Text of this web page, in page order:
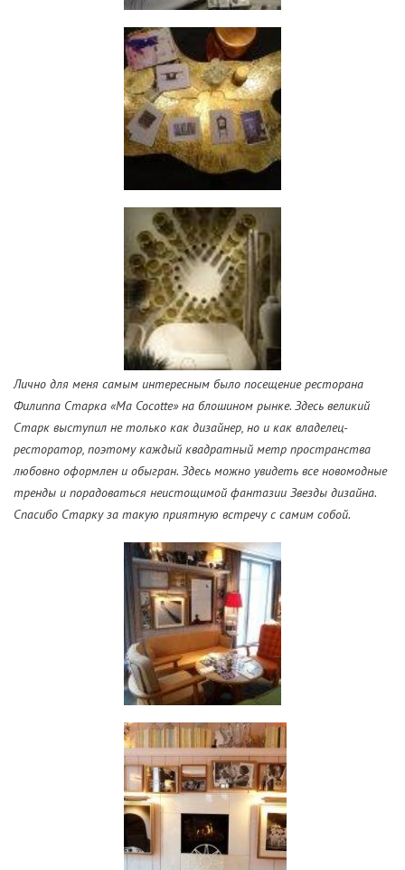
Лично для меня самым интересным было посещение ресторана
Филиппа Старка «Ma Cocotte» на блошином рынке. Здесь великий
Старк выступил не только как дизайнер, но и как владелец-
ресторатор, поэтому каждый квадратный метр пространства
любовно оформлен и обыгран. Здесь можно увидеть все новомодные
тренды и порадоваться неистощимой фантазии Звезды дизайна.
Спасибо Старку за такую приятную встречу с самим собой.